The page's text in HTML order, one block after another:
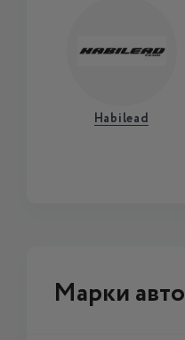
Habilead
Марки авто